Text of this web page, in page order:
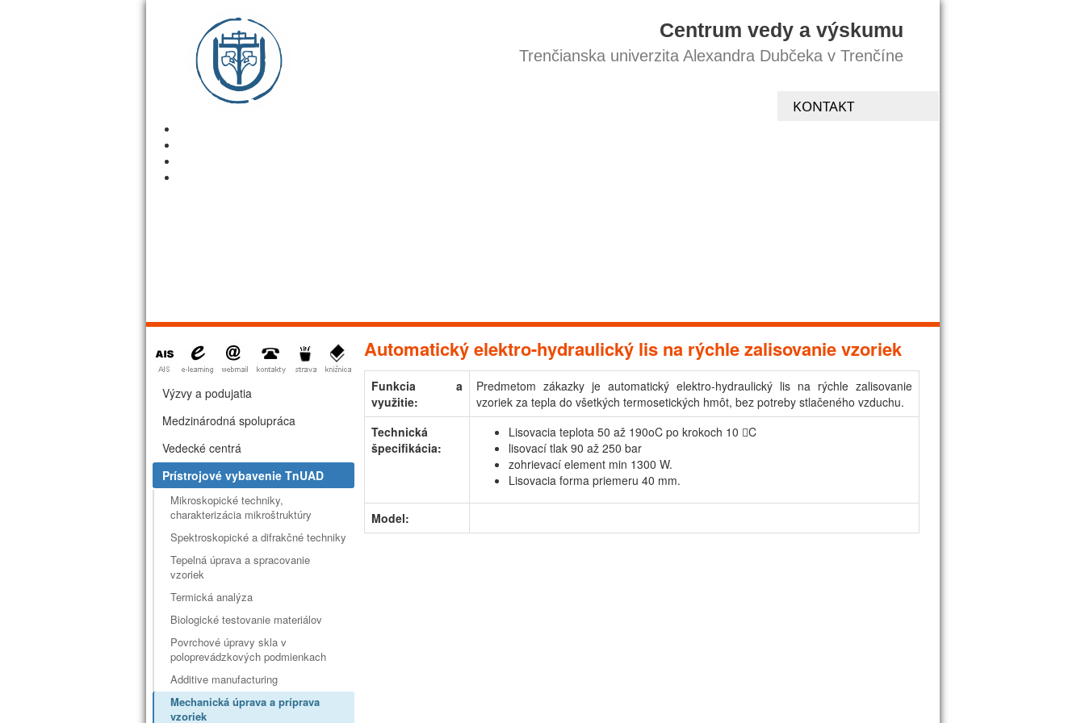
Centrum vedy a výskumu
Trenčianska univerzita Alexandra Dubčeka v Trenčíne
KONTAKT
Automatický elektro-hydraulický lis na rýchle zalisovanie vzoriek
Funkcia a
využitie:
Predmetom zákazky je automatický elektro-hydraulický lis na rýchle zalisovanie
vzoriek za tepla do všetkých termosetických hmôt, bez potreby stlačeného vzduchu.
Technická
špecifikácia:
Lisovacia teplota 50 až 190oC po krokoch 10 C
lisovací tlak 90 až 250 bar
zohrievací element min 1300 W.
Lisovacia forma priemeru 40 mm.
Model:
Výzvy a podujatia
Medzinárodná spolupráca
Vedecké centrá
Prístrojové vybavenie TnUAD
Mikroskopické techniky,
charakterizácia mikroštruktúry
Spektroskopické a difrakčné techniky
Tepelná úprava a spracovanie
vzoriek
Termická analýza
Biologické testovanie materiálov
Povrchové úpravy skla v
poloprevádzkových podmienkach
Additive manufacturing
Mechanická úprava a príprava
vzoriek